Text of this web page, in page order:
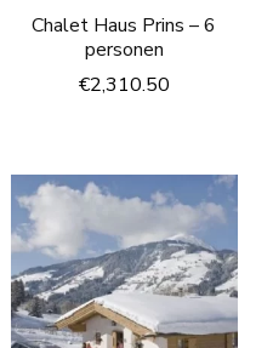
Chalet Haus Prins – 6
personen
€2,310.50